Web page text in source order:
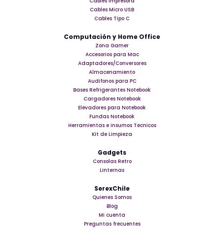
Cables Micro USB
Cables Tipo C
Computación y Home Office
Zona Gamer
Accesorios para Mac
Adaptadores/Conversores
Almacenamiento
Audifonos para PC
Bases Refrigerantes Notebook
Cargadores Notebook
Elevadores para Notebook
Fundas Notebook
Herramientas e insumos Tecnicos
Kit de Limpieza
Gadgets
Consolas Retro
Linternas
SerexChile
Quienes Somos
Blog
Mi cuenta
Preguntas frecuentes